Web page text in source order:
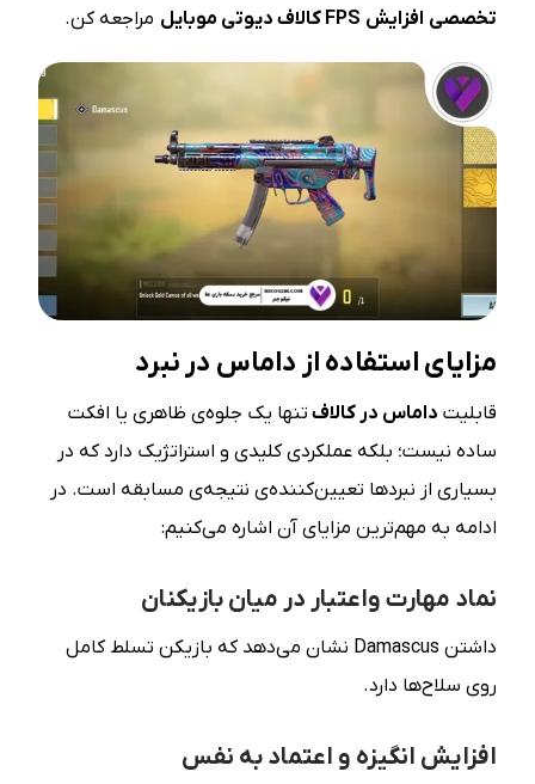
تخصصی افزایش FPS کالاف دیوتی موبایل مراجعه کن.
مزایای استفاده از داماس در نبرد
قابلیت داماس در کالاف تنها یک جلوه‌ی ظاهری یا افکت
ساده نیست؛ بلکه عملکردی کلیدی و استراتژیک دارد که در
بسیاری از نبردها تعیین‌کننده‌ی نتیجه‌ی مسابقه است. در
ادامه به مهم‌ترین مزایای آن اشاره می‌کنیم:
نماد مهارت واعتبار در میان بازیکنان
داشتن Damascus نشان می‌دهد که بازیکن تسلط کامل
روی سلاح‌ها دارد.
افزایش انگیزه و اعتماد به نفس